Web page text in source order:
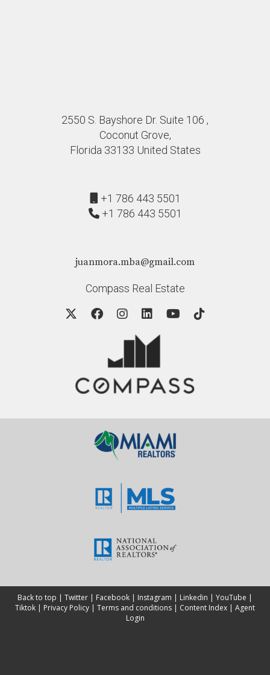
2550 S. Bayshore Dr. Suite 106 ,
Coconut Grove,
Florida 33133 United States
+1 786 443 5501
+1 786 443 5501
juanmora.mba@gmail.com
Compass Real Estate
Back to top | Twitter | Facebook | Instagram | Linkedin | YouTube |
Tiktok | Privacy Policy | Terms and conditions | Content Index | Agent
Login